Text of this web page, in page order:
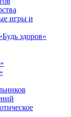
игры и
здоров»